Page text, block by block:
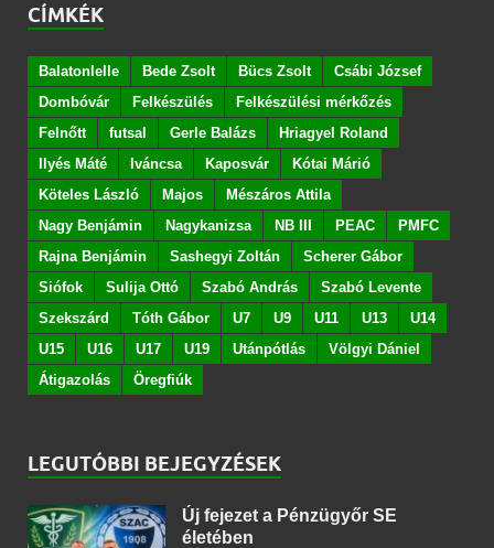
CÍMKÉK
Balatonlelle Bede Zsolt Bücs Zsolt
Csábi József
Dombóvár
Felkészülés
Felkészülési mérkőzés
Felnőtt
futsal Gerle Balázs
Hriagyel Roland
Ilyés Máté
Iváncsa Kaposvár
Kótai Márió
Köteles László
Majos
Mészáros Attila
Nagy Benjámin
Nagykanizsa NB III PEAC
PMFC
Rajna Benjámin
Sashegyi Zoltán
Scherer Gábor
Siófok
Sulija Ottó Szabó András
Szabó Levente
Szekszárd
Tóth Gábor U7 U9 U11 U13
U14
U15
U16 U17 U19 Utánpótlás
Völgyi Dániel
Átigazolás
Öregfiúk
LEGUTÓBBI BEJEGYZÉSEK
Új fejezet a Pénzügyőr SE
életében